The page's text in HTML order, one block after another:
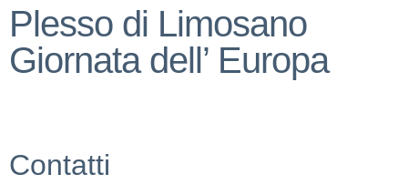
Plesso di Limosano
Giornata dell’ Europa
Contatti